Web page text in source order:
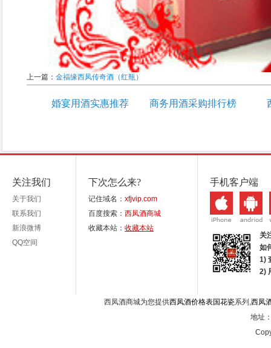
上一篇： 金福缘西凤传奇酒（红瓶）
婚宴用酒实惠推荐 商务用酒采购排行榜
关注我们
关于我们
联系我们
新浪微博
QQ空间
下次怎么来?
记住域名： xfjvip.com
百度搜索： 西凤酒商城
收藏本站： 收藏本站
手机客户端
关
如
1)
2)
西凤酒商城为您提供西凤酒价格表国花瓷系列, 西凤
地址